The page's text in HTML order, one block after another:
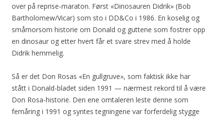
over på reprise-maraton. Først «Dinosauren Didrik» (Bob
Bartholomew/Vicar) som sto i DD&Co i 1986. En koselig og
småmorsom historie om Donald og guttene som fostrer opp
en dinosaur og etter hvert får et svare strev med å holde
Didrik hemmelig.
Så er det Don Rosas «En gullgruve», som faktisk ikke har
stått i Donald-bladet siden 1991 — nærmest rekord til å være
Don Rosa-historie. Den ene omtaleren leste denne som
femåring i 1991 og syntes tegningene var forferdelig stygge